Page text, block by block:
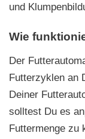
und
Wie
Der
Futterzyklen an
Deiner
solltest Du es
Futtermenge zu